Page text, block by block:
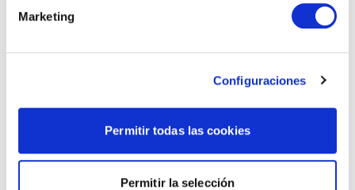
Marketing
Configuraciones
Permitir todas las cookies
Permitir la selección